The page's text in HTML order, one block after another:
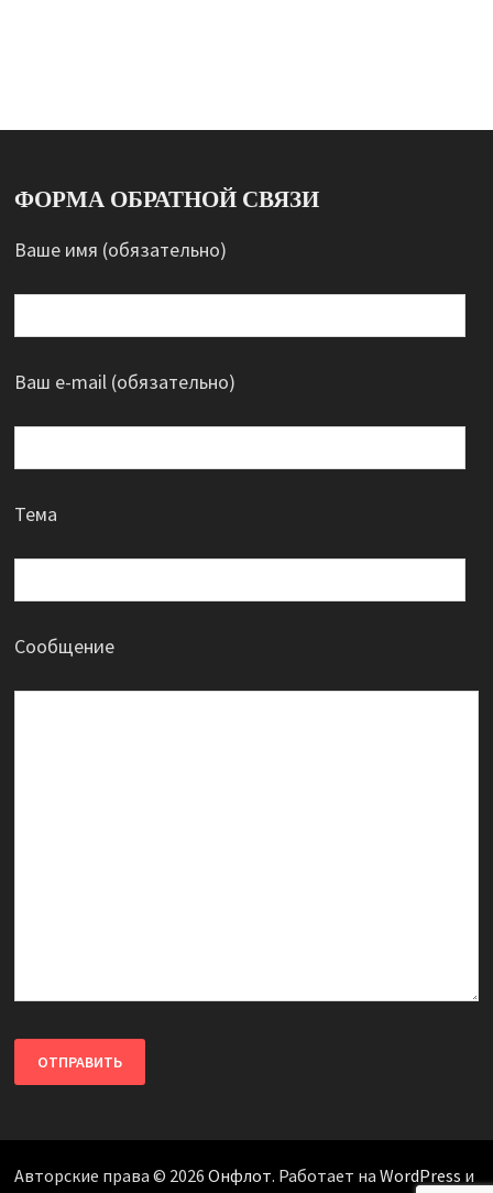
ФОРМА ОБРАТНОЙ СВЯЗИ
Ваше имя (обязательно)
Ваш e-mail (обязательно)
Тема
Сообщение
Авторские права © 2026 Онфлот. Работает на WordPress и